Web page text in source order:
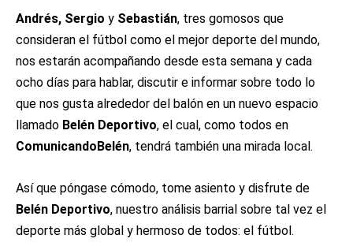
Andrés, Sergio y Sebastián, tres gomosos que
consideran el fútbol como el mejor deporte del mundo,
nos estarán acompañando desde esta semana y cada
ocho días para hablar, discutir e informar sobre todo lo
que nos gusta alrededor del balón en un nuevo espacio
llamado Belén Deportivo, el cual, como todos en
ComunicandoBelén, tendrá también una mirada local.
Así que póngase cómodo, tome asiento y disfrute de
Belén Deportivo, nuestro análisis barrial sobre tal vez el
deporte más global y hermoso de todos: el fútbol.